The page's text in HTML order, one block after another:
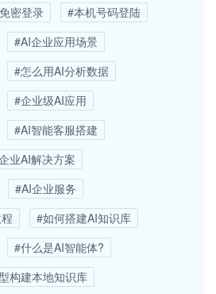
密登录
#本机号码登陆
#AI企业应用场景
#怎么用AI分析数据
#企业级AI应用
#AI智能客服搭建
业AI解决方案
#AI企业服务
#如何搭建AI知识库
#什么是AI智能体?
构建本地知识库